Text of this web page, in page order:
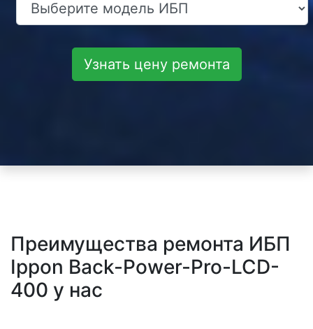
Узнать цену ремонта
Преимущества ремонта ИБП
Ippon Back-Power-Pro-LCD-
400 у нас